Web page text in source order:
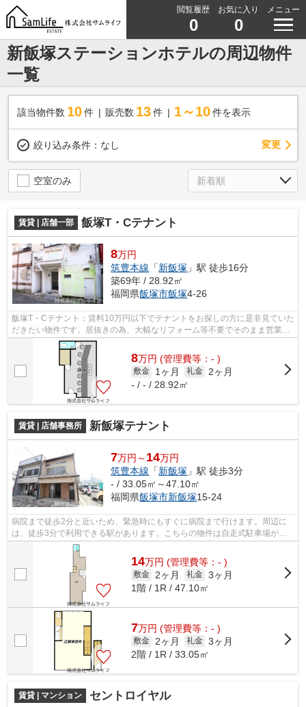
閲覧履歴
0
お気に入り
0
メニュー
新飯塚ステーションホテルの周辺物件
一覧
該当物件数 10件 販売数 13 件 1～10 件を表示
絞り込み条件： なし 変更
空室のみ
賃貸 | 店舗一部 飯塚T・Cテナント
8万円
筑豊本線 「新飯塚 」駅 徒歩16分
築69年 / 28.92㎡
福岡県飯塚市飯塚4-26
飯塚T・Cテナント：賃料10万円以下でテナントをお探しの方に是非見ていた
だきたい物件です。居抜きの為、大幅なリフォーム等不要でそのまま営業が
可能です。1階の店舗は目につきやすい...
8万円 (管理費等：- )
敷金 1ヶ月 礼金
2ヶ月
- / - / 28.92㎡
賃貸 | 店舗事務所 新飯塚テナント
7万円～ 14万円
筑豊本線 「新飯塚 」駅 徒歩3分
- / 33.05㎡～47.10㎡
福岡県飯塚市新飯塚15-24
病院まで徒歩2分と近いため、緊急時にもすぐに病院まで行けます。周辺に
は、徒歩3分で利用できる駅があります。こちらの物件は自走式駐車場がご
利用いただけます。
14万円 (管理費等：- )
敷金 2ヶ月 礼金 3ヶ月
1階 / 1R / 47.10㎡
7万円 (管理費等：- )
敷金 2ヶ月 礼金 3ヶ月
2階 / 1R / 33.05㎡
賃貸 | マンション セントロイヤル